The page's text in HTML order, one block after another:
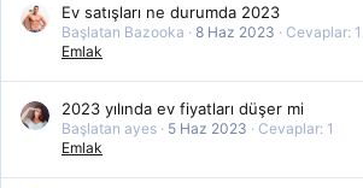
Ev satışları ne durumda 2023
Başlatan Bazooka 8 Haz 2023
Cevaplar: 1
Emlak
2023 yılında ev fiyatları düşer mi
Başlatan ayes 5 Haz 2023
Cevaplar: 1
Emlak